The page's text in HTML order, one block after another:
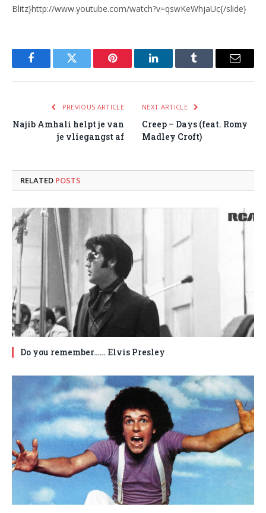
Blitz}http://www.youtube.com/watch?v=qswKeWhjaUc{/slide}
FacebookTwitter Pinterest LinkedInTumblr Email
PREVIOUS ARTICLE
Najib Amhali helpt je van
je vliegangst af
NEXT ARTICLE
Creep – Days (feat. Romy
Madley Croft)
RELATED POSTS
Do you remember…… Elvis Presley